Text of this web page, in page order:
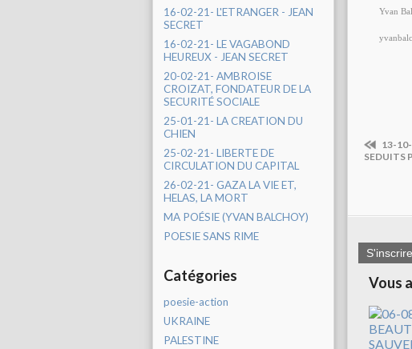
16-02-21- L'ETRANGER - JEAN
SECRET
16-02-21- LE VAGABOND
HEUREUX - JEAN SECRET
20-02-21- AMBROISE
CROIZAT, FONDATEUR DE LA
SECURITÉ SOCIALE
25-01-21- LA CREATION DU
CHIEN
25-02-21- LIBERTE DE
CIRCULATION DU CAPITAL
26-02-21- GAZA LA VIE ET,
HELAS, LA MORT
MA POÉSIE (YVAN BALCHOY)
POESIE SANS RIME
Catégories
poesie-action
UKRAINE
PALESTINE
Yvan
13-10-
SEDUITS
Vous